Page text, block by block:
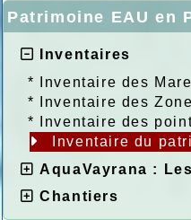
Patrimoine EAU en
Inventaires
*
Inventaire des
*
Inventaire des
*
Inventaire des
Inventaire du
AquaVayrana :
Chantiers